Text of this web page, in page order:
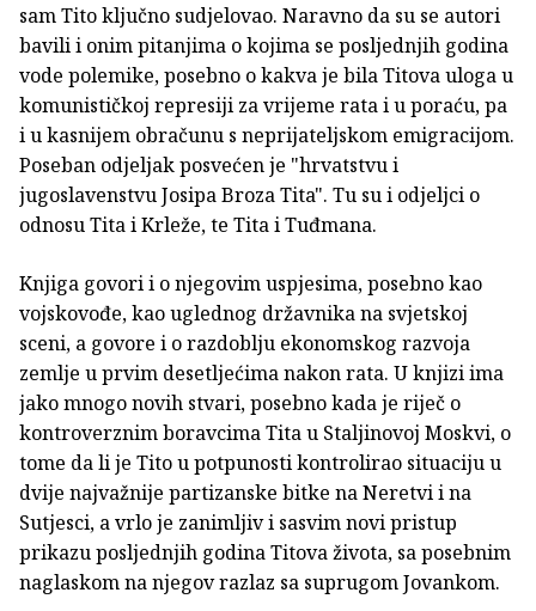
sam Tito ključno sudjelovao. Naravno da su se autori
bavili i onim pitanjima o kojima se posljednjih godina
vode polemike, posebno o kakva je bila Titova uloga u
komunističkoj represiji za vrijeme rata i u poraću, pa
i u kasnijem obračunu s neprijateljskom emigracijom.
Poseban odjeljak posvećen je "hrvatstvu i
jugoslavenstvu Josipa Broza Tita". Tu su i odjeljci o
odnosu Tita i Krleže, te Tita i Tuđmana.
Knjiga govori i o njegovim uspjesima, posebno kao
vojskovođe, kao uglednog državnika na svjetskoj
sceni, a govore i o razdoblju ekonomskog razvoja
zemlje u prvim desetljećima nakon rata. U knjizi ima
jako mnogo novih stvari, posebno kada je riječ o
kontroverznim boravcima Tita u Staljinovoj Moskvi, o
tome da li je Tito u potpunosti kontrolirao situaciju u
dvije najvažnije partizanske bitke na Neretvi i na
Sutjesci, a vrlo je zanimljiv i sasvim novi pristup
prikazu posljednjih godina Titova života, sa posebnim
naglaskom na njegov razlaz sa suprugom Jovankom.